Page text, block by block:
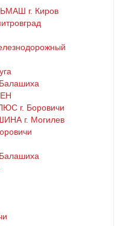
г. Киров
г. Боровичи
г. Могилев